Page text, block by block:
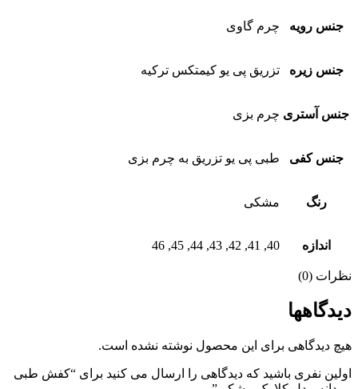
جنس رویه چرم گاوی
جنس زیره تزریق پی یو کیمتکس ترکیه
آستری چرم بزی
جنس کفی طبی پی یو تزریق به چرم بزی
رنگ مشکی
اندازه 40, 41, 42, 43, 44, 45, 46
(0)
دیدگاهی برای این محصول نوشته نشده است.
نفری باشید که دیدگاهی را ارسال می کنید برای “کفش طبی